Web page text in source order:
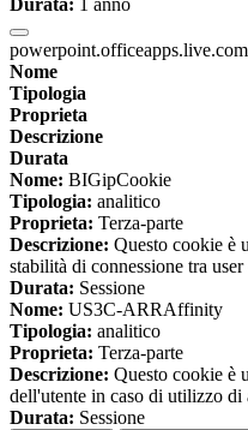
Durata: 1 anno
powerpoint.officeapps.live.com
Nome
Tipologia
Proprieta
Descrizione
Durata
Nome: BIGipCookie
Tipologia: analitico
Proprieta: Terza-parte
Descrizione: Questo cookie è
stabilità di connessione tra user
Durata: Sessione
Nome: US3C-ARRAffinity
Tipologia: analitico
Proprieta: Terza-parte
Descrizione: Questo cookie è
dell'utente in caso di utilizzo di
Durata: Sessione